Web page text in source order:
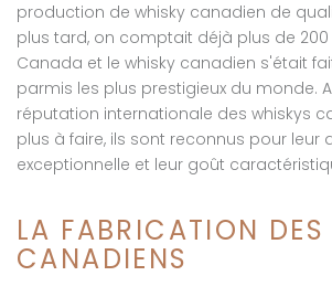
production de whisky canadien de
plus tard, on comptait déjà plus de 200
Canada et le whisky canadien s'était
parmis les plus prestigieux du monde.
réputation internationale des whiskys
plus à faire, ils sont reconnus pour leur
exceptionnelle et leur goût
LA FABRICATION DES
CANADIENS